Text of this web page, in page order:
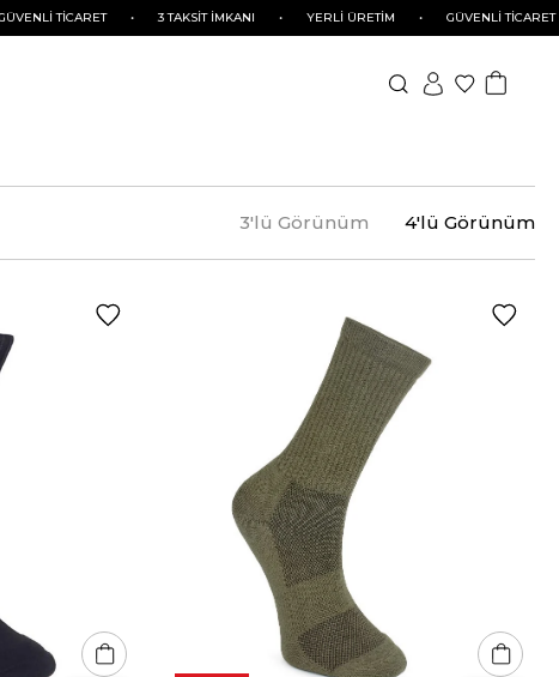
TİCARET • 3 TAKSİT İMKANI • YERLİ ÜRETİM • GÜVENLİ TİCARET •